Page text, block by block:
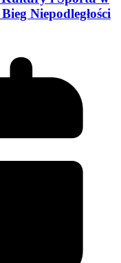
Niepodległości